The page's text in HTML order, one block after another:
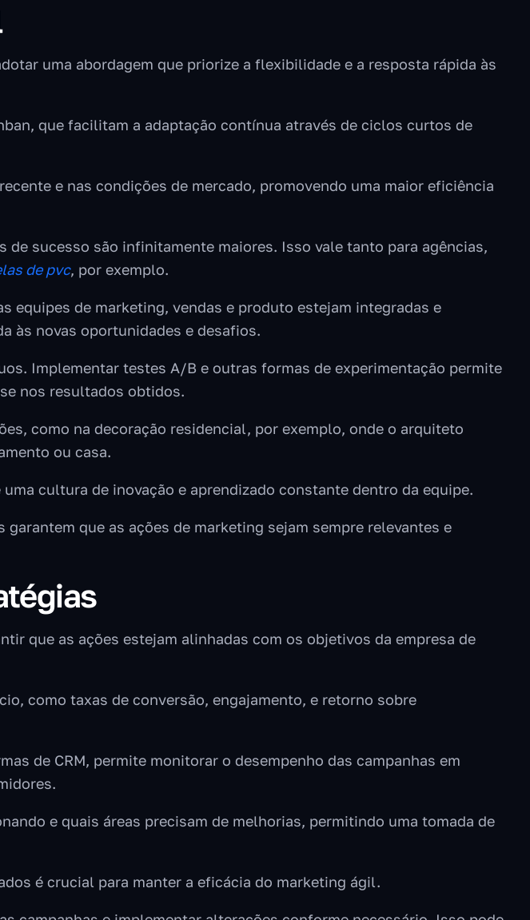
uma abordagem que priorize a flexibilidade e a resposta rápida às
que facilitam a adaptação contínua através de ciclos curtos de
e nas condições de mercado, promovendo uma maior eficiência
de sucesso são infinitamente maiores. Isso vale tanto para agências,
de pvc, por exemplo.
de marketing, vendas e produto estejam integradas e
às novas oportunidades e desafios.
Implementar testes A/B e outras formas de experimentação permite
nos resultados obtidos.
como na decoração residencial, por exemplo, onde o arquiteto
ou casa.
cultura de inovação e aprendizado constante dentro da equipe.
que as ações de marketing sejam sempre relevantes e
que as ações estejam alinhadas com os objetivos da empresa de
como taxas de conversão, engajamento, e retorno sobre
de CRM, permite monitorar o desempenho das campanhas em
e quais áreas precisam de melhorias, permitindo uma tomada de
é crucial para manter a eficácia do marketing ágil.